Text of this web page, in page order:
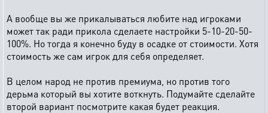
А вообще вы же прикалываться любите над игроками
может так ради прикола сделаете настройки 5-10-20-50-
100%. Но тогда я конечно буду в осадке от стоимости. Хотя
стоимость же сам игрок для себя определяет.
В целом народ не против премиума, но против того
дерьма который вы хотите воткнуть. Подумайте сделайте
второй вариант посмотрите какая будет реакция.